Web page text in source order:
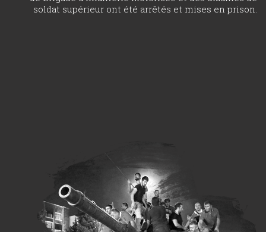
soldat supérieur ont été arrêtés et mises en prison.